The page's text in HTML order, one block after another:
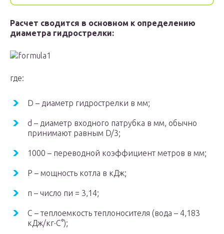
Расчет сводится в основном к определению
диаметра гидрострелки:
где:
D – диаметр гидрострелки в мм;
d – диаметр входного патрубка в мм, обычно
принимают равным D/3;
1000 – переводной коэффициент метров в мм;
P – мощность котла в кДж;
π – число пи = 3,14;
С – теплоемкость теплоносителя (вода – 4,183
кДж/кг·С°);